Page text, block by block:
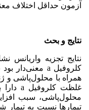
آزمون حداقل اختلاف
نتایج و بحث
نتایج تجزیه واریانس